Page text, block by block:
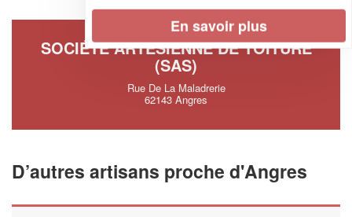
SOCIÉTÉ ARTESIENNE DE TOITURE
(SAS)
Rue De La Maladrerie
62143 Angres
D’autres artisans proche d'Angres
En savoir plus